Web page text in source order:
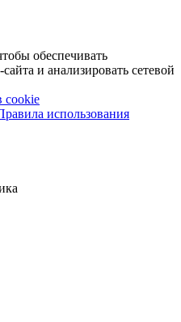
обеспечивать
и анализировать сетевой
cookie
использования